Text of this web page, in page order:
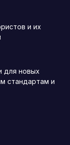
и их
для новых
стандартам и